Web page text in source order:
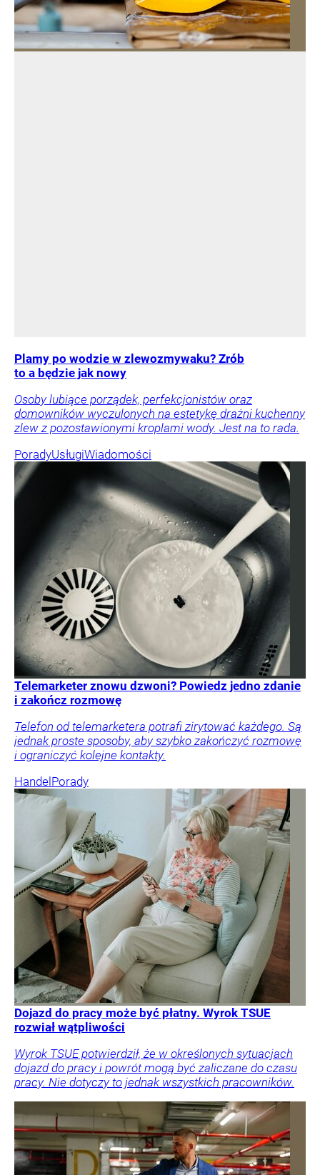
Plamy po wodzie w zlewozmywaku? Zrób
to a będzie jak nowy
Osoby lubiące porządek, perfekcjonistów oraz
domowników wyczulonych na estetykę drażni kuchenny
zlew z pozostawionymi kroplami wody. Jest na to rada.
PoradyUsługiWiadomości
Telemarketer znowu dzwoni? Powiedz jedno zdanie
i zakończ rozmowę
Telefon od telemarketera potrafi zirytować każdego. Są
jednak proste sposoby, aby szybko zakończyć rozmowę
i ograniczyć kolejne kontakty.
HandelPorady
Dojazd do pracy może być płatny. Wyrok TSUE
rozwiał wątpliwości
Wyrok TSUE potwierdził, że w określonych sytuacjach
dojazd do pracy i powrót mogą być zaliczane do czasu
pracy. Nie dotyczy to jednak wszystkich pracowników.